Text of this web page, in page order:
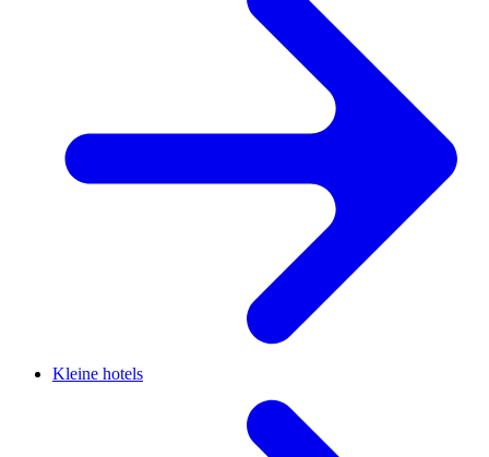
Kleine hotels